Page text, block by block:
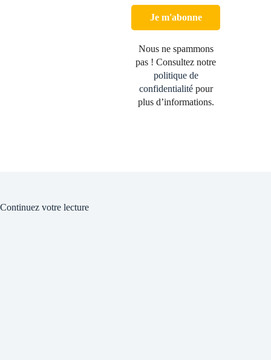
Nous ne spammons
pas ! Consultez notre
politique de
confidentialitépour
plus d’informations.
Continuez votre lecture